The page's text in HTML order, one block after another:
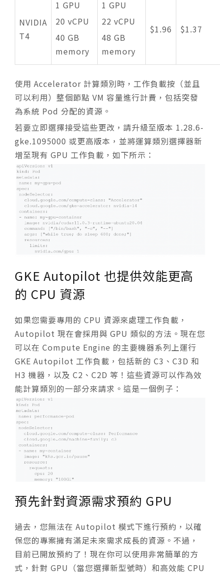
NVIDIA
T4
1 GPU
20 vCPU
40 GB
memory
1 GPU
22 vCPU
48 GB
memory
$1.96 $1.37
使用 Accelerator 計算類別時，工作負載按（並且
可以利用）整個節點 VM 容量進行計費，包括突發
為系統 Pod 分配的資源。
若要立即選擇接受這些更改，請升級至版本 1.28.6-
gke.1095000 或更高版本，並將運算類別選擇器新
增至現有 GPU 工作負載，如下所示：
GKE Autopilot 也提供效能更高
的 CPU 資源
如果您需要專用的 CPU 資源來處理工作負載，
Autopilot 現在會採用與 GPU 類似的方法。現在您
可以在 Compute Engine 的主要機器系列上運行
GKE Autopilot 工作負載，包括新的 C3、C3D 和
H3 機器，以及 C2、C2D 等！這些資源可以作為效
能計算類別的一部分來請求。這是一個例子：
預先針對資源需求預約 GPU
過去，您無法在 Autopilot 模式下進行預約，以確
保您的專案擁有滿足未來需求成長的資源。不過，
目前已開放預約了！現在你可以使用非常簡單的方
式，針對 GPU（當您選擇新型號時）和高效能 CPU